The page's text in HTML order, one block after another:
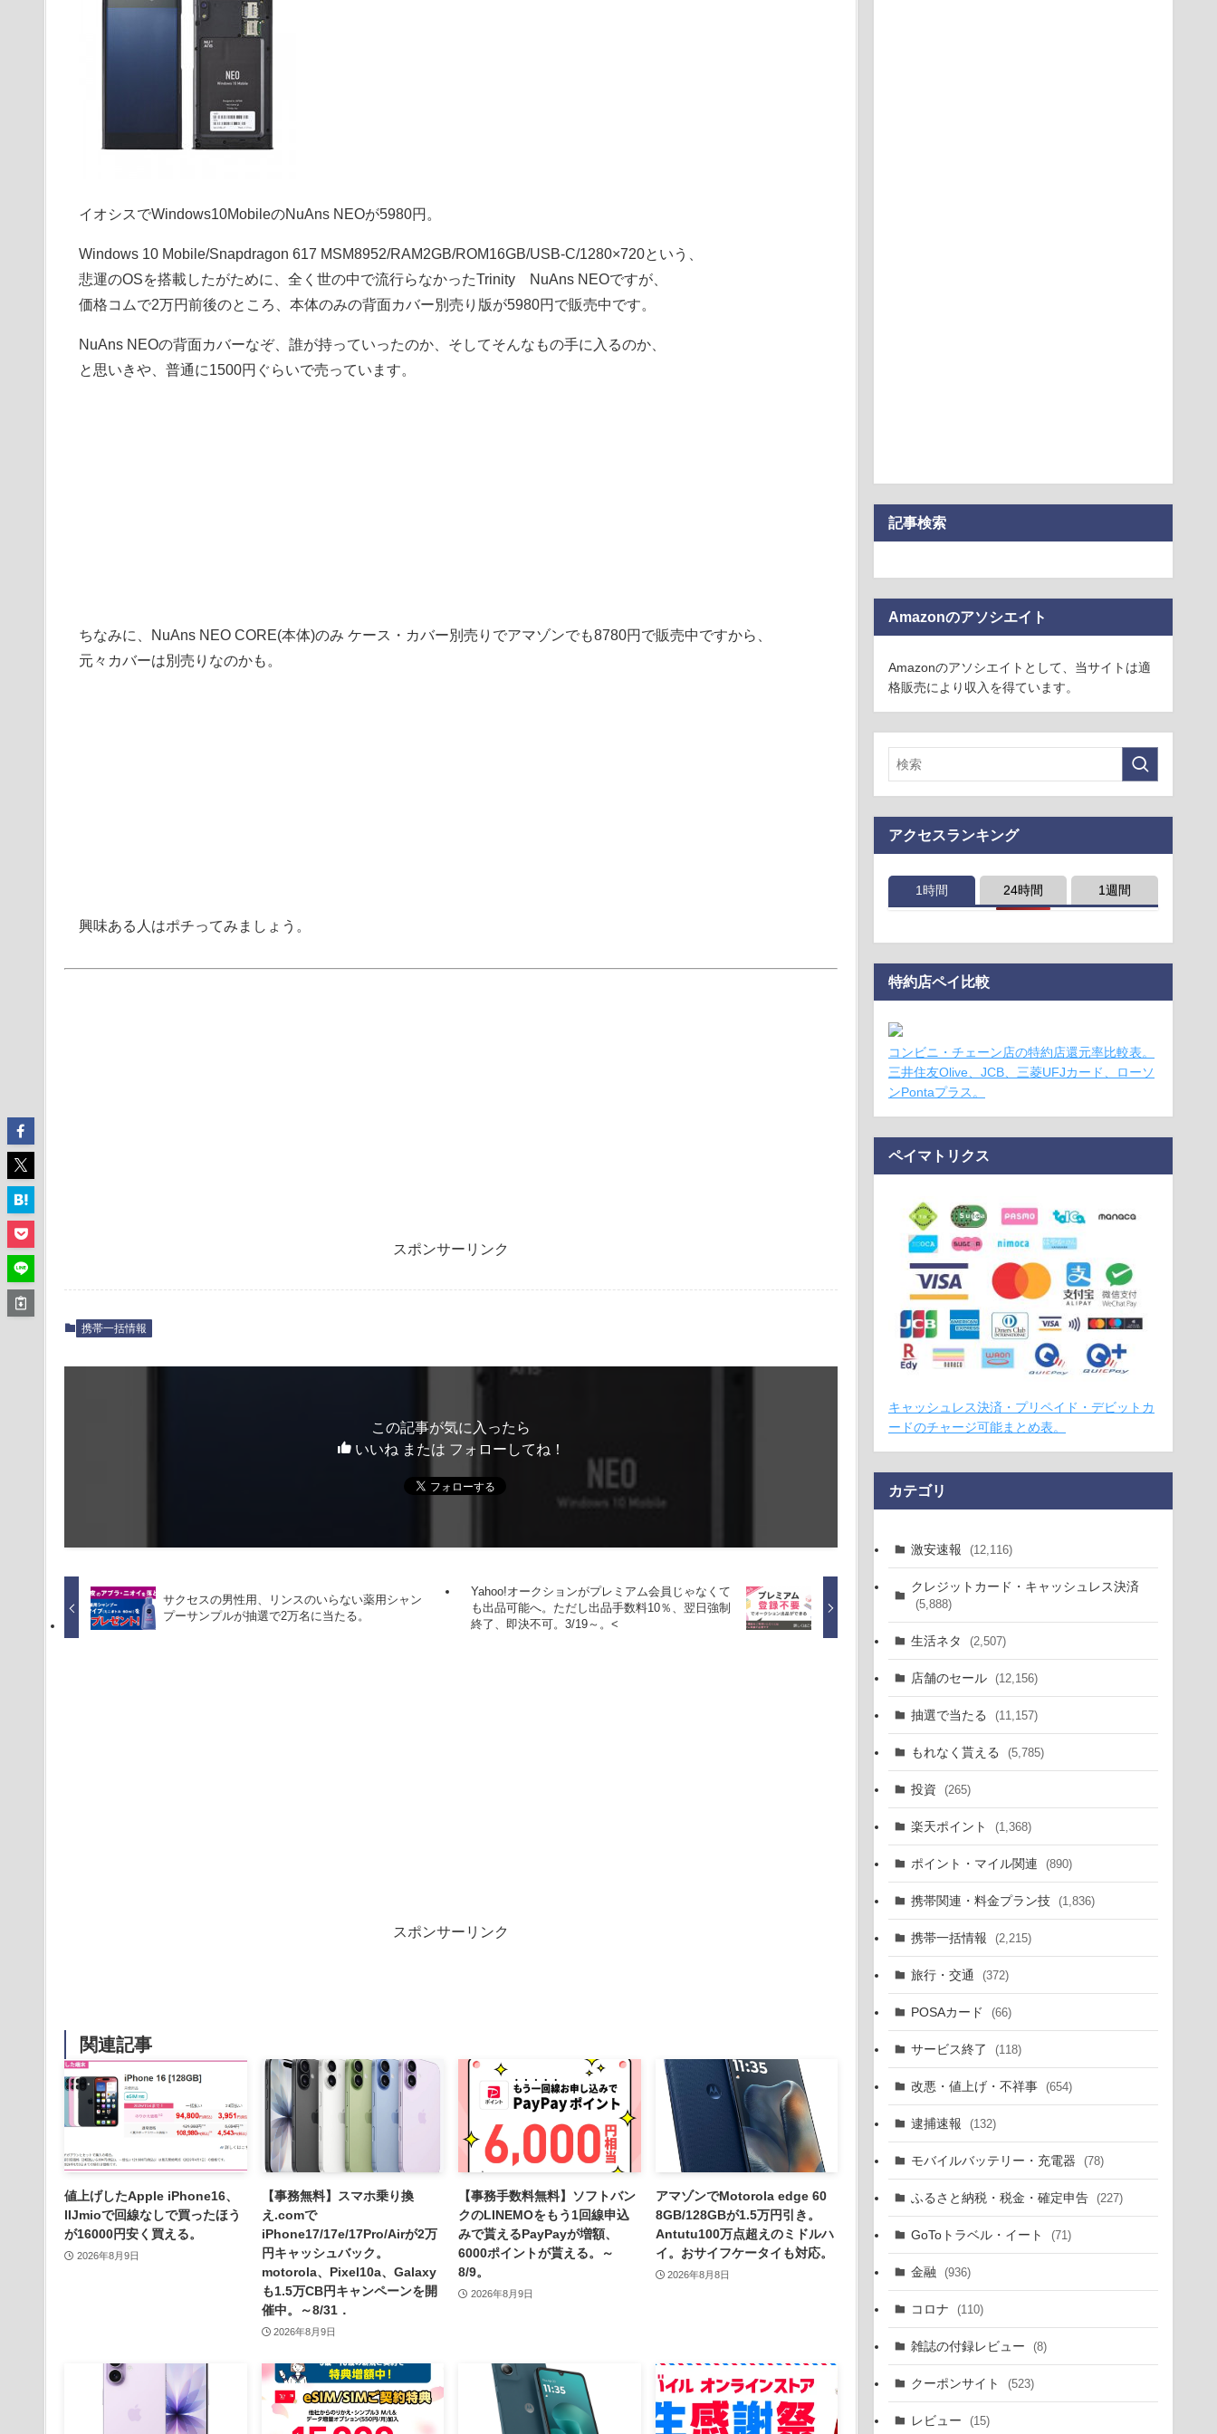
イオシスでWindows10MobileのNuAns NEOが5980円。
Windows 10 Mobile/Snapdragon 617 MSM8952/RAM2GB/ROM16GB/USB-C/1280×720という、
悲運のOSを搭載したがために、全く世の中で流行らなかったTrinity NuAns NEOですが、
価格コムで2万円前後のところ、本体のみの背面カバー別売り版が5980円で販売中です。
NuAns NEOの背面カバーなぞ、誰が持っていったのか、そしてそんなもの手に入るのか、
と思いきや、普通に1500円ぐらいで売っています。
ちなみに、NuAns NEO CORE(本体)のみ ケース・カバー別売りでアマゾンでも8780円で販売中ですから、
元々カバーは別売りなのかも。
興味ある人はポチってみましょう。
スポンサーリンク
携帯一括情報
この記事が気に入ったら
いいね または フォローしてね！
サクセスの男性用、リンスのいらない薬用シャン
プーサンプルが抽選で2万名に当たる。
Yahoo!オークションがプレミアム会員じゃなくて
も出品可能へ。ただし出品手数料10％、翌日強制
終了、即決不可。3/19～。<
スポンサーリンク
関連記事
値上げしたApple iPhone16、
IIJmioで回線なしで買ったほう
が16000円安く買える。
2026年8月9日
【事務無料】スマホ乗り換
え.comで
iPhone17/17e/17Pro/Airが2万
円キャッシュバック。
motorola、Pixel10a、Galaxy
も1.5万CB円キャンペーンを開
催中。～8/31．
2026年8月9日
【事務手数料無料】ソフトバン
クのLINEMOをもう1回線申込
みで貰えるPayPayが増額、
6000ポイントが貰える。～
8/9。
2026年8月9日
アマゾンでMotorola edge 60
8GB/128GBが1.5万円引き。
Antutu100万点超えのミドルハ
イ。おサイフケータイも対応。
2026年8月8日
記事検索
Amazonのアソシエイト
Amazonのアソシエイトとして、当サイトは適
格販売により収入を得ています。
アクセスランキング
1時間 24時間 1週間
特約店ペイ比較
コンビニ・チェーン店の特約店還元率比較表。
三井住友Olive、JCB、三菱UFJカード、ローソ
ンPontaプラス。
ペイマトリクス
キャッシュレス決済・プリペイド・デビットカ
ードのチャージ可能まとめ表。
カテゴリ
激安速報 (12,116)
クレジットカード・キャッシュレス決済
(5,888)
生活ネタ (2,507)
店舗のセール (12,156)
抽選で当たる (11,157)
もれなく貰える (5,785)
投資 (265)
楽天ポイント (1,368)
ポイント・マイル関連 (890)
携帯関連・料金プラン技 (1,836)
携帯一括情報 (2,215)
旅行・交通 (372)
POSAカード (66)
サービス終了 (118)
改悪・値上げ・不祥事 (654)
逮捕速報 (132)
モバイルバッテリー・充電器 (78)
ふるさと納税・税金・確定申告 (227)
GoToトラベル・イート (71)
金融 (936)
コロナ (110)
雑誌の付録レビュー (8)
クーポンサイト (523)
レビュー (15)